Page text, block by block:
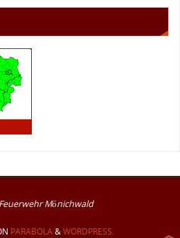
Mönichwald
PARABOLA&WORDPRESS.